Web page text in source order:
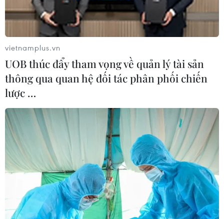
F1, F2 tại khu cách ly; phối hợp với Trung tâm Kiểm soát
dịch bệnh quản lý các F2 tại nhà.
Hưng Yên truy vết các trường hợp liên
vietnamplus.vn
UOB thúc đẩy tham vọng về quản lý tài sản
thông qua quan hệ đối tác phân phối chiến
lược …